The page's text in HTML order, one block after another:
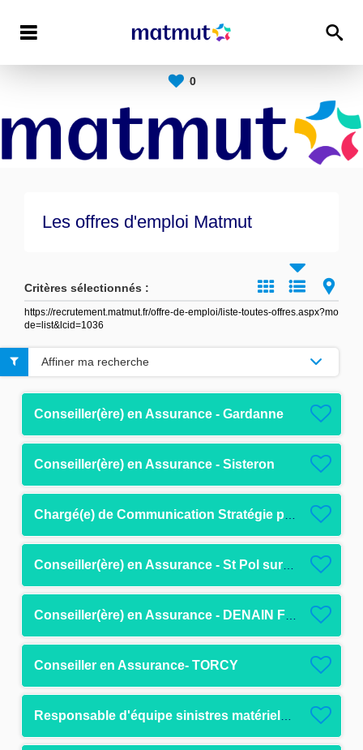
0
Les offres d'emploi Matmut
Critères sélectionnés :
https://recrutement.matmut.fr/offre-de-emploi/liste-toutes-offres.aspx?mo
de=list&lcid=1036
Conseiller(ère) en Assurance - Gardanne
Conseiller(ère) en Assurance - Sisteron
Conseiller en Assurance- TORCY
Affiner ma recherche